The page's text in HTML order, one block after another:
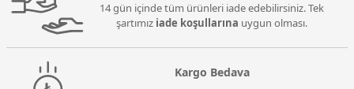
14 gün içinde tüm ürünleri iade edebilirsiniz. Tek
şartımız iade koşullarına uygun olması.
Kargo Bedava